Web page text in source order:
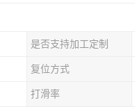
是否支持加工定制
复位方式
打滑率